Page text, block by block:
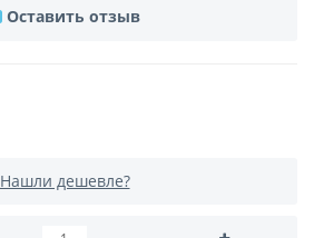
Оставить отзыв
Нашли дешевле?